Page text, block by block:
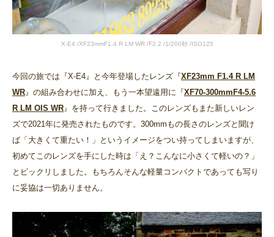
X-E4 /XF23mmF1.4 R LM WR /F2.2 /1/200秒 /ISO125
今回の旅では『X-E4』と今年登場したレンズ『XF23mm F1.4 R LM
WR 』の組み合わせに加え、もう一本望遠用に『XF70-300mmF4-5.6
R LM OIS WR 』を持って行きました。このレンズもまた新しいレン
ズで2021年に発売されたものです。300mmもの長さのレンズと聞け
ば「大きくて重たい！」というイメージをつい持ってしまいますが、
初めてこのレンズを手にした時は「え？こんなに小さくて軽いの？」
とビックリしました。もちろんそんな軽量コンパクトであっても写り
に妥協は一切ありません。